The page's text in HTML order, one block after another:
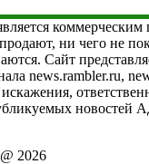
ни чего не
Сайт
news.rambler.ru,
новостей
2026